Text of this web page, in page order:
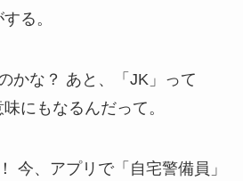
る。
かな？ あと、「JK」って
にもなるんだって。
今、アプリで「自宅警備員」